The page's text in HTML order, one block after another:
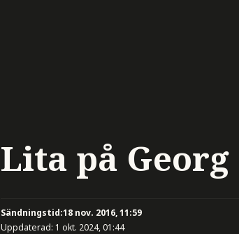
Lita på Georg
Sändningstid:18 nov. 2016, 11:59
Uppdaterad: 1 okt. 2024, 01:44